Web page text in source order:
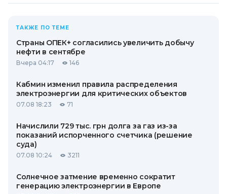
ТАКЖЕ ПО ТЕМЕ
Страны ОПЕК+ согласились увеличить добычу
нефти в сентябре
Вчера 04:17 146
Кабмин изменил правила распределения
электроэнергии для критических объектов
07.08 18:23 71
Начислили 729 тыс. грн долга за газ из-за
показаний испорченного счетчика (решение
суда)
07.08 10:24 3211
Солнечное затмение временно сократит
генерацию электроэнергии в Европе